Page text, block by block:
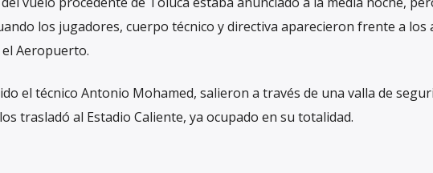
los jugadores, cuerpo técnico y directiva aparecieron frente a los
Aeropuerto.
el técnico Antonio Mohamed, salieron a través de una valla de
trasladó al Estadio Caliente, ya ocupado en su totalidad.